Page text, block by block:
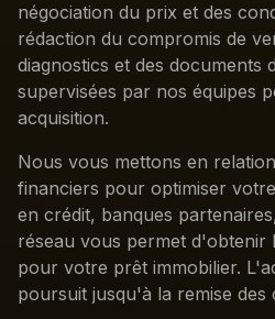
négociation du prix et des
rédaction du compromis de
diagnostics et des documents
supervisées par nos équipes
acquisition.
Nous vous mettons en
financiers pour optimiser
en crédit, banques
réseau vous permet d'obtenir
pour votre prêt immobilier.
poursuit jusqu'à la remise des